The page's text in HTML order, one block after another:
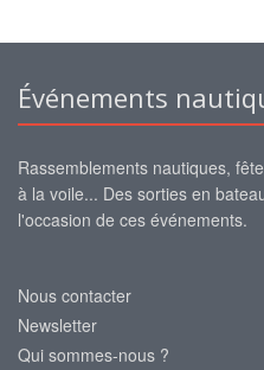
Événements
Rassemblements nautiques,
à la voile... Des sorties en
l'occasion de ces événements.
Nous contacter
Newsletter
Qui sommes-nous ?